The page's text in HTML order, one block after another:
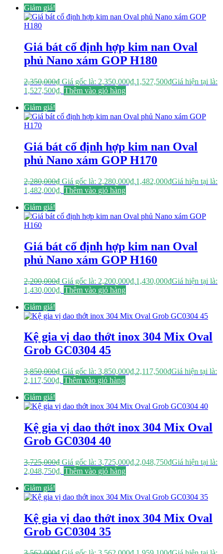
Giảm giá!
Giá bát cố định hợp kim nan Oval
phủ Nano xám GOP H180
2,350,000₫ Giá gốc là: 2,350,000₫.1,527,500₫Giá hiện tại là:
1,527,500₫. Thêm vào giỏ hàng
Giảm giá!
Giá bát cố định hợp kim nan Oval
phủ Nano xám GOP H170
2,280,000₫ Giá gốc là: 2,280,000₫.1,482,000₫Giá hiện tại là:
1,482,000₫. Thêm vào giỏ hàng
Giảm giá!
Giá bát cố định hợp kim nan Oval
phủ Nano xám GOP H160
2,200,000₫ Giá gốc là: 2,200,000₫.1,430,000₫Giá hiện tại là:
1,430,000₫. Thêm vào giỏ hàng
Giảm giá!
Kệ gia vị dao thớt inox 304 Mix Oval
Grob GC0304 45
3,850,000₫ Giá gốc là: 3,850,000₫.2,117,500₫Giá hiện tại là:
2,117,500₫. Thêm vào giỏ hàng
Giảm giá!
Kệ gia vị dao thớt inox 304 Mix Oval
Grob GC0304 40
3,725,000₫ Giá gốc là: 3,725,000₫.2,048,750₫Giá hiện tại là:
2,048,750₫. Thêm vào giỏ hàng
Giảm giá!
Kệ gia vị dao thớt inox 304 Mix Oval
Grob GC0304 35